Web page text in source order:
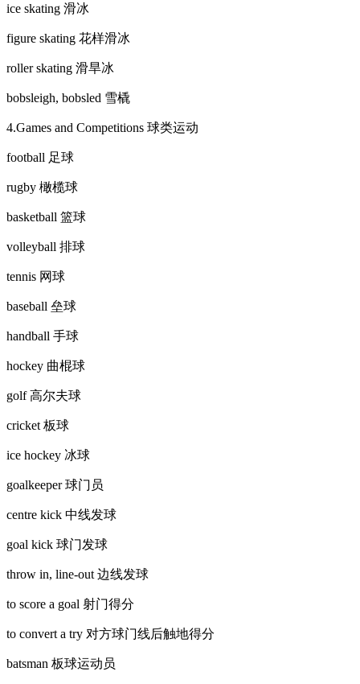
ice skating 滑冰
figure skating 花样滑冰
roller skating 滑旱冰
bobsleigh, bobsled 雪橇
4.Games and Competitions 球类运动
football 足球
rugby 橄榄球
basketball 篮球
volleyball 排球
tennis 网球
baseball 垒球
handball 手球
hockey 曲棍球
golf 高尔夫球
cricket 板球
ice hockey 冰球
goalkeeper 球门员
centre kick 中线发球
goal kick 球门发球
throw in, line-out 边线发球
to score a goal 射门得分
to convert a try 对方球门线后触地得分
batsman 板球运动员